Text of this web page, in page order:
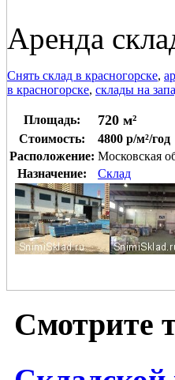
Аренда
Снять склад в красногорске,
в красногорске, склады на
Площадь: 720 м²
Стоимость:
4800 р/м²/год
Расположение: Московская
Назначение:
Склад
Смотрите